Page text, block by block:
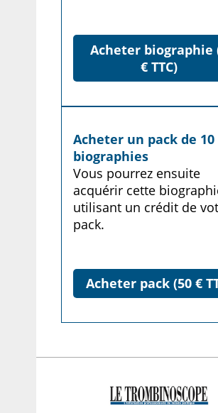
Acheter biographie
€ TTC)
Acheter un pack de 10
biographies
Vous pourrez ensuite
acquérir cette
utilisant un crédit de
pack.
Acheter pack (50 €